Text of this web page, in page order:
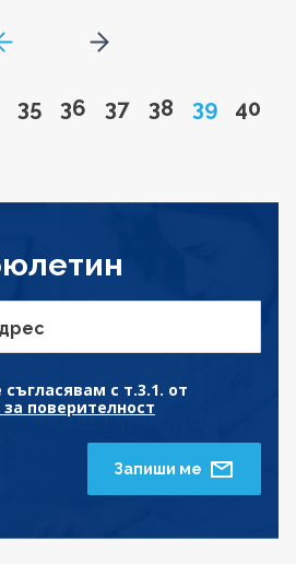
GoToPreviousPage
to page
Go to page
35 Go to page
36 Go to page
37 Go to page
38 Page
39 Go
40
Go to next page
с т.3.1. от
поверителност
Запиши ме